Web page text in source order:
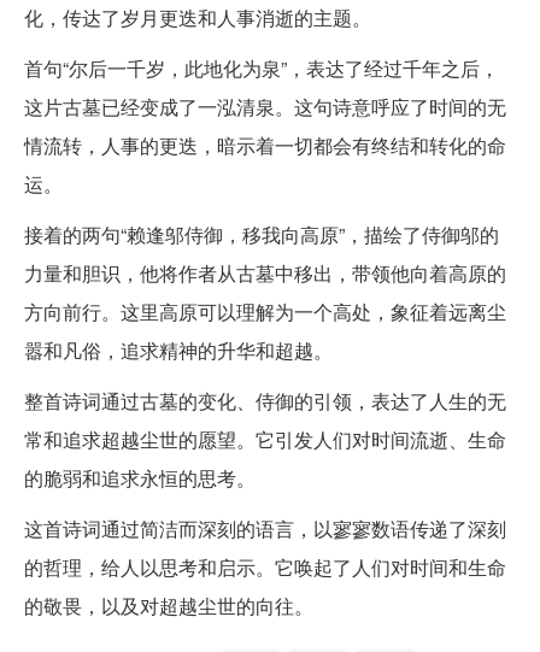
化，传达了岁月更迭和人事消逝的主题。
首句“尔后一千岁，此地化为泉”，表达了经过千年之后，
这片古墓已经变成了一泓清泉。这句诗意呼应了时间的无
情流转，人事的更迭，暗示着一切都会有终结和转化的命
运。
接着的两句“赖逢邬侍御，移我向高原”，描绘了侍御邬的
力量和胆识，他将作者从古墓中移出，带领他向着高原的
方向前行。这里高原可以理解为一个高处，象征着远离尘
嚣和凡俗，追求精神的升华和超越。
整首诗词通过古墓的变化、侍御的引领，表达了人生的无
常和追求超越尘世的愿望。它引发人们对时间流逝、生命
的脆弱和追求永恒的思考。
这首诗词通过简洁而深刻的语言，以寥寥数语传递了深刻
的哲理，给人以思考和启示。它唤起了人们对时间和生命
的敬畏，以及对超越尘世的向往。